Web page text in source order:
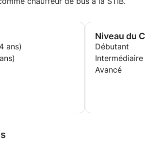
ans)
Niveau du
Débutant
Intermédiaire
Avancé